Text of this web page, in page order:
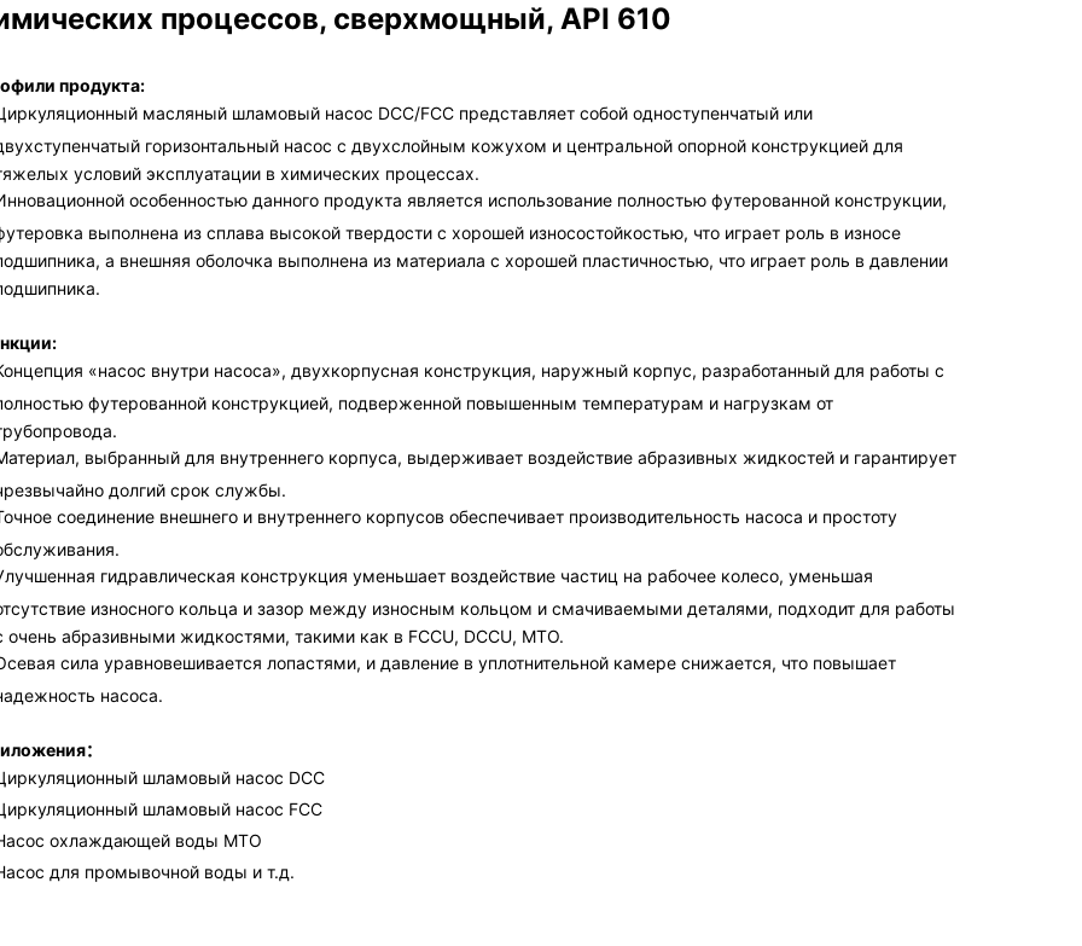
процессов, сверхмощный, API 610
продукта:
масляный шламовый насос DCC/FCC представляет собой одноступенчатый или
горизонтальный насос с двухслойным кожухом и центральной опорной конструкцией для
условий эксплуатации в химических процессах.
особенностью данного продукта является использование полностью футерованной конструкции,
выполнена из сплава высокой твердости с хорошей износостойкостью, что играет роль в износе
а внешняя оболочка выполнена из материала с хорошей пластичностью, что играет роль в давлении
«насос внутри насоса», двухкорпусная конструкция, наружный корпус, разработанный для работы с
футерованной конструкцией, подверженной повышенным температурам и нагрузкам от
выбранный для внутреннего корпуса, выдерживает воздействие абразивных жидкостей и гарантирует
долгий срок службы.
соединение внешнего и внутреннего корпусов обеспечивает производительность насоса и простоту
гидравлическая конструкция уменьшает воздействие частиц на рабочее колесо, уменьшая
износного кольца и зазор между износным кольцом и смачиваемыми деталями, подходит для работы
очень абразивными жидкостями, такими как в FCCU, DCCU, MTO.
сила уравновешивается лопастями, и давление в уплотнительной камере снижается, что повышает
насоса.
：
шламовый насос DCC
шламовый насос FCC
охлаждающей воды МТО
для промывочной воды и т.д.